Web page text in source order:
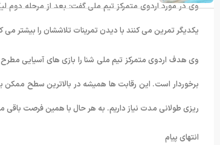
وی در مورد اردوی متمرکز تیم ملی گفت: بعد از مرحله دوم
یکدیگر تمرین می کنند با دیدن تمرینات تلاششان را بیشتر
وی هدف اردوی متمرکز تیم ملی شنا را بازی های آسیایی
برخوردار است. این رقابت ها همیشه در بالاترین سطح ممکن
ریزی طولانی مدت نیاز داریم. به هر حال با همین فرصت باقی
انتهای پیام